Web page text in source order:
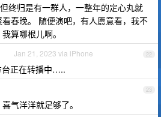
但终归是有一群人，一整年的定心丸就
春晚。 随便演吧，有人愿意看，我不
算哪根儿啊。
22
Jan 21, 2023 via iPhone
台正在转播中…..
23
气洋洋就足够了。